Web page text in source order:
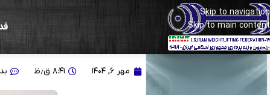
Skip to navigation
Skip to main content
علی داودی نماینده
مهر ۶, ۱۴۰۴ ۸:۴۱ ق٫ظ